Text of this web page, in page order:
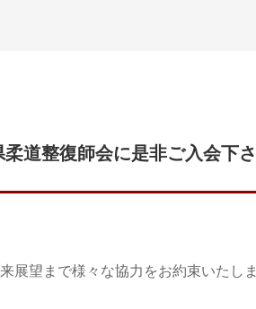
道整復師会に是非ご入会下さ
展望まで様々な協力をお約束いたしま